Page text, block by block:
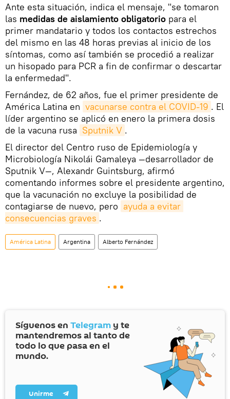
Ante esta situación, indica el mensaje, "se tomaron
las medidas de aislamiento obligatorio para el
primer mandatario y todos los contactos estrechos
del mismo en las 48 horas previas al inicio de los
síntomas, como así también se procedió a realizar
un hisopado para PCR a fin de confirmar o descartar
la enfermedad".
Fernández, de 62 años, fue el primer presidente de
América Latina en vacunarse contra el COVID-19 . El
líder argentino se aplicó en enero la primera dosis
de la vacuna rusa Sputnik V .
El director del Centro ruso de Epidemiología y
Microbiología Nikolái Gamaleya —desarrollador de
Sputnik V—, Alexandr Guintsburg, afirmó
comentando informes sobre el presidente argentino,
que la vacunación no excluye la posibilidad de
contagiarse de nuevo, pero ayuda a evitar
consecuencias graves .
América Latina Argentina Alberto Fernández
Síguenos en Telegram y te
mantendremos al tanto de
todo lo que pasa en el
mundo.
Unirme